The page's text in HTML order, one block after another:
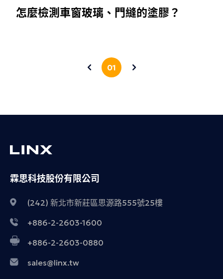
怎麼檢測車窗玻璃、門縫的塗膠？
01
霖思科技股份有限公司
(242) 新北市新莊區思源路555號25樓
+886-2-2603-1600
+886-2-2603-0880
sales@linx.tw